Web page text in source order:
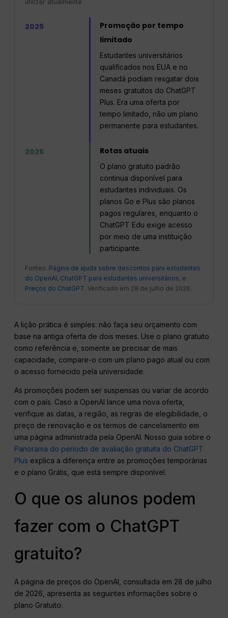
utilizar atualmente
2025
Promoção por tempo
limitado
Estudantes universitários
qualificados nos EUA e no
Canadá podiam resgatar dois
meses gratuitos do ChatGPT
Plus. Era uma oferta por
tempo limitado, não um plano
permanente para estudantes.
2026 Rotas atuais
O plano gratuito padrão
continua disponível para
estudantes individuais. Os
planos Go e Plus são planos
pagos regulares, enquanto o
ChatGPT Edu exige acesso
por meio de uma instituição
participante.
Fontes: Página de ajuda sobre descontos para estudantes
do OpenAI, ChatGPT para estudantes universitários, e
Preços do ChatGPT. Verificado em 28 de julho de 2026.
A lição prática é simples: não faça seu orçamento com
base na antiga oferta de dois meses. Use o plano gratuito
como referência e, somente se precisar de mais
capacidade, compare-o com um plano pago atual ou com
o acesso fornecido pela universidade.
As promoções podem ser suspensas ou variar de acordo
com o país. Caso a OpenAI lance uma nova oferta,
verifique as datas, a região, as regras de elegibilidade, o
preço de renovação e os termos de cancelamento em
uma página administrada pela OpenAI. Nosso guia sobre o
Panorama do período de avaliação gratuita do ChatGPT
Plus explica a diferença entre as promoções temporárias
e o plano Grátis, que está sempre disponível.
O que os alunos podem
fazer com o ChatGPT
gratuito?
A página de preços do OpenAI, consultada em 28 de julho
de 2026, apresenta as seguintes informações sobre o
plano Gratuito: